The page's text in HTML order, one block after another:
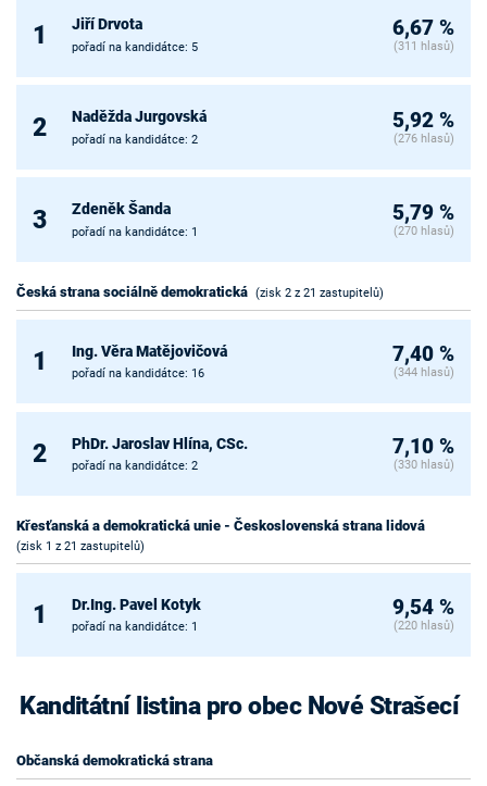
1 Jiří Drvota
pořadí na kandidátce: 5
6,67 %
(311 hlasů)
2 Naděžda Jurgovská
pořadí na kandidátce: 2
5,92 %
(276 hlasů)
3 Zdeněk Šanda
pořadí na kandidátce: 1
5,79 %
(270 hlasů)
Česká strana sociálně demokratická (zisk 2 z 21 zastupitelů)
1 Ing. Věra Matějovičová
pořadí na kandidátce: 16
7,40 %
(344 hlasů)
2 PhDr. Jaroslav Hlína, CSc.
pořadí na kandidátce: 2
7,10 %
(330 hlasů)
Křesťanská a demokratická unie - Československá strana lidová
(zisk 1 z 21 zastupitelů)
1 Dr.Ing. Pavel Kotyk
pořadí na kandidátce: 1
9,54 %
(220 hlasů)
Kanditátní listina pro obec Nové Strašecí
Občanská demokratická strana